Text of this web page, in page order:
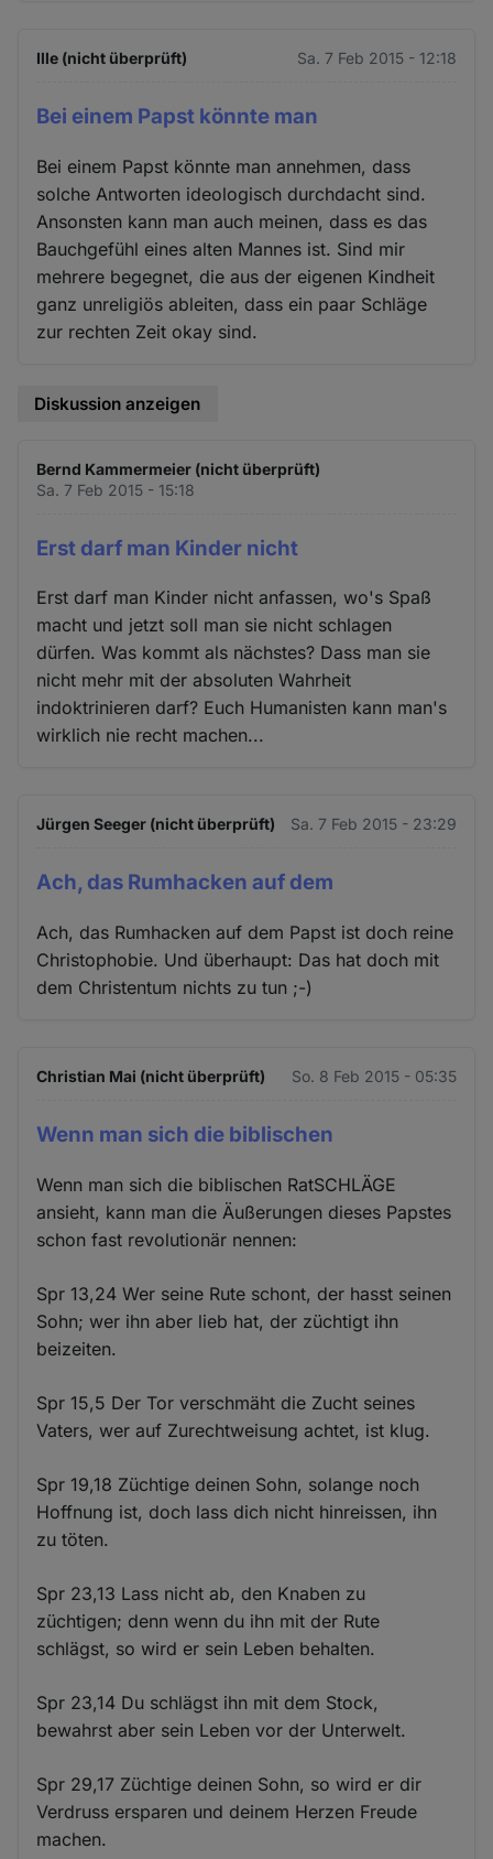
Ille (nicht überprüft) Sa. 7 Feb 2015 - 12:18
Bei einem Papst könnte man
Bei einem Papst könnte man annehmen, dass
solche Antworten ideologisch durchdacht sind.
Ansonsten kann man auch meinen, dass es das
Bauchgefühl eines alten Mannes ist. Sind mir
mehrere begegnet, die aus der eigenen Kindheit
ganz unreligiös ableiten, dass ein paar Schläge
zur rechten Zeit okay sind.
Diskussion anzeigen
Bernd Kammermeier (nicht überprüft)
Sa. 7 Feb 2015 - 15:18
Erst darf man Kinder nicht
Erst darf man Kinder nicht anfassen, wo's Spaß
macht und jetzt soll man sie nicht schlagen
dürfen. Was kommt als nächstes? Dass man sie
nicht mehr mit der absoluten Wahrheit
indoktrinieren darf? Euch Humanisten kann man's
wirklich nie recht machen...
Jürgen Seeger (nicht überprüft) Sa. 7 Feb 2015 - 23:29
Ach, das Rumhacken auf dem
Ach, das Rumhacken auf dem Papst ist doch reine
Christophobie. Und überhaupt: Das hat doch mit
dem Christentum nichts zu tun ;-)
Christian Mai (nicht überprüft) So. 8 Feb 2015 - 05:35
Wenn man sich die biblischen
Wenn man sich die biblischen RatSCHLÄGE
ansieht, kann man die Äußerungen dieses Papstes
schon fast revolutionär nennen:
Spr 13,24 Wer seine Rute schont, der hasst seinen
Sohn; wer ihn aber lieb hat, der züchtigt ihn
beizeiten.
Spr 15,5 Der Tor verschmäht die Zucht seines
Vaters, wer auf Zurechtweisung achtet, ist klug.
Spr 19,18 Züchtige deinen Sohn, solange noch
Hoffnung ist, doch lass dich nicht hinreissen, ihn
zu töten.
Spr 23,13 Lass nicht ab, den Knaben zu
züchtigen; denn wenn du ihn mit der Rute
schlägst, so wird er sein Leben behalten.
Spr 23,14 Du schlägst ihn mit dem Stock,
bewahrst aber sein Leben vor der Unterwelt.
Spr 29,17 Züchtige deinen Sohn, so wird er dir
Verdruss ersparen und deinem Herzen Freude
machen.